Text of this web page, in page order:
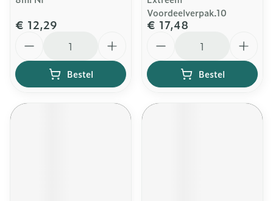
€ 12,29
Bestel
Voordeelverpak.10
€ 17,48
Bestel